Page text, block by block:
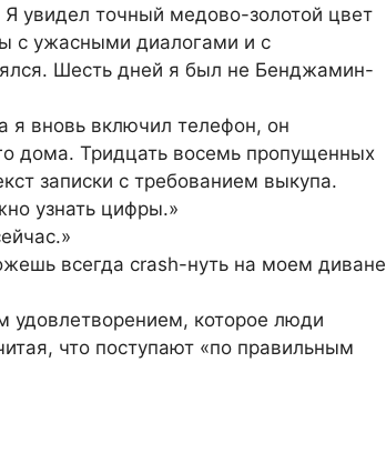
увидел точный медово-золотой цвет
с ужасными диалогами и с
Шесть дней я был не Бенджамин-
я вновь включил телефон, он
дома. Тридцать восемь пропущенных
записки с требованием выкупа.
узнать цифры.»
всегда crash-нуть на моем диване
удовлетворением, которое люди
что поступают «по правильным